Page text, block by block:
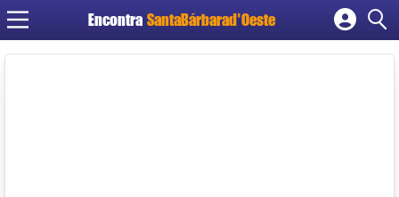
Encontra SantaBárbarad'Oeste
Cadastrar empresa